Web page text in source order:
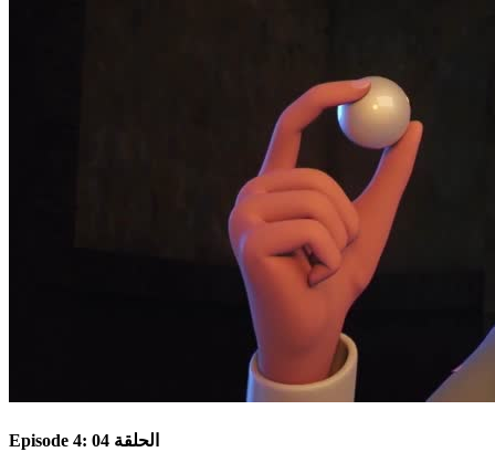
Episode 4: الحلقة 04